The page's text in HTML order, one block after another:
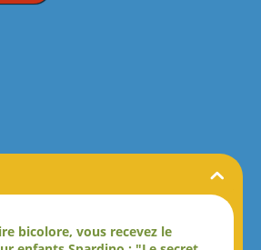
bicolore, vous recevez le